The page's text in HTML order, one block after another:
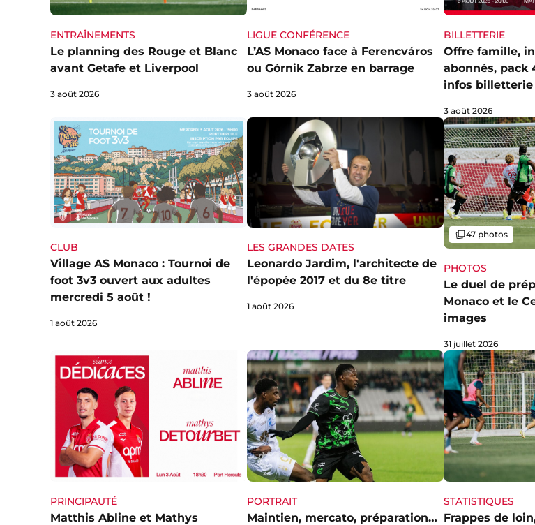
ENTRAÎNEMENTS
Le planning des Rouge et Blanc
avant Getafe et Liverpool
3 août 2026
LIGUE CONFÉRENCE
L’AS Monaco face à Ferencváros
ou Górnik Zabrze en barrage
3 août 2026
BILLETTERIE
Offre famille,
abonnés, pack
infos billetterie
3 août 2026
CLUB
Village AS Monaco : Tournoi de
foot 3v3 ouvert aux adultes
mercredi 5 août !
1 août 2026
LES GRANDES DATES
Leonardo Jardim, l'architecte de
l'épopée 2017 et du 8e titre
1 août 2026
PHOTOS
Le duel de
Monaco et le
images
Galerie
47 photos
31 juillet 2026
PRINCIPAUTÉ
Matthis Abline et Mathys
PORTRAIT
Maintien, mercato, préparation…
STATISTIQUES
Frappes de